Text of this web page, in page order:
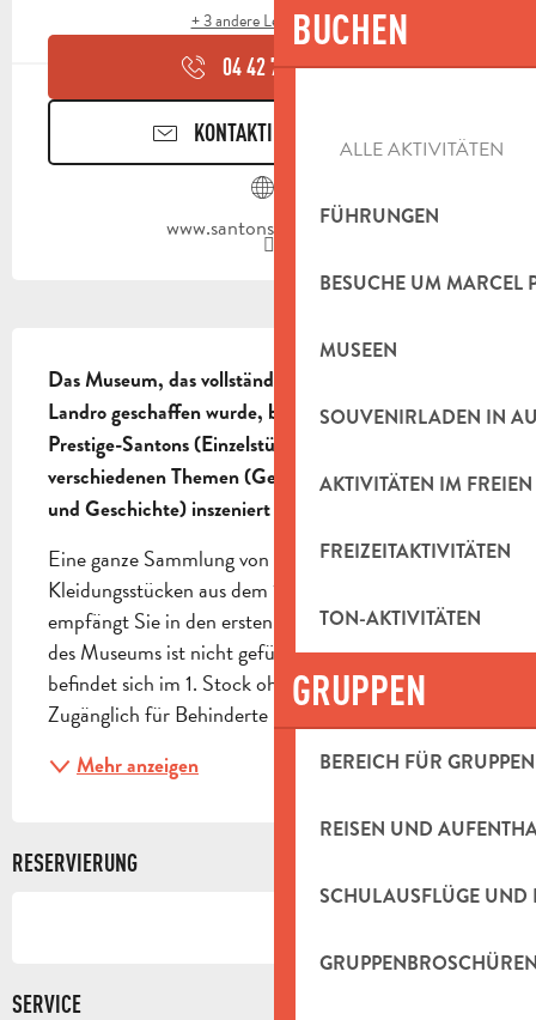
BUCHEN
ALLE AKTIVITÄTEN
FÜHRUNGEN
BESUCHE UM MARCEL
MUSEEN
SOUVENIRLADEN IN
AKTIVITÄTEN IM FREIEN
FREIZEITAKTIVITÄTEN
TON-AKTIVITÄTEN
GRUPPEN
BEREICH FÜR GRUPPEN
REISEN UND
SCHULAUSFLÜGE UND
+ 3 andere Leistung(en)
04 42 70 95▒▒
KONTAKTIEREN SIE UNS
www.santons-dilandro.fr
Das Museum, das vollständig von der Werkstatt Di
Landro geschaffen wurde, besteht aus mehr als 400
Prestige-Santons (Einzelstücke), die nach
verschiedenen Themen (Geburt, Bibel, Provence
und Geschichte) inszeniert werden.
Eine ganze Sammlung von Gegenständen und
Kleidungsstücken aus dem 19. Jahrhundert
empfängt Sie in den ersten Räumen. Der Besuch
des Museums ist nicht geführt. Das Museum
befindet sich im 1. Stock ohne Aufzug (20 Stufen).
Zugänglich für Behinderte
Mehr anzeigen
RESERVIERUNG
SERVICE